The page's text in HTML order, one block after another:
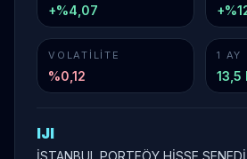
+%4,07
VOLATILITE
%0,12
1 AY
13,5
IJI
İSTANBUL PORTFÖY HİSSE